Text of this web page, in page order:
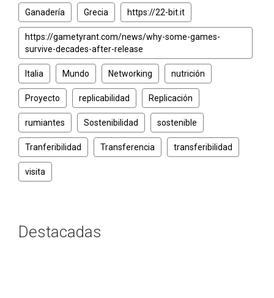
Ganadería Grecia https://22-bit.it
https://gametyrant.com/news/why-some-games-
survive-decades-after-release
Italia Mundo Networking nutrición
Proyecto replicabilidad Replicación
rumiantes Sostenibilidad sostenible
Tranferibilidad Transferencia transferibilidad
visita
Destacadas